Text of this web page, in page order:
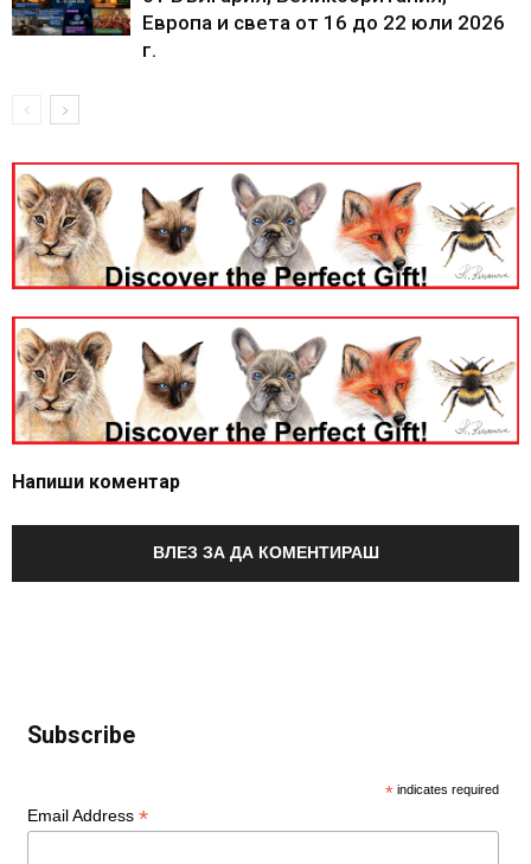
Европа и света от 16 до 22 юли 2026
г.
Напиши коментар
ВЛЕЗ ЗА ДА КОМЕНТИРАШ
Subscribe
* indicates required
Email Address *